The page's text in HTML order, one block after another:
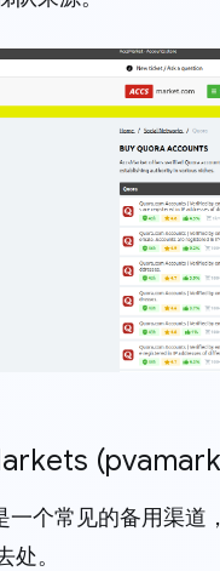
一个常见的备用渠
处。